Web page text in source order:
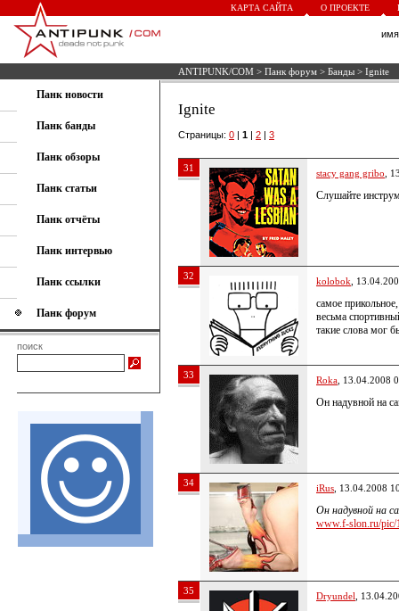
КАРТА САЙТА О ПРОЕКТЕ
ANTIPUNK/COM > Панк форум > Банды > Ignite
Панк новости
Панк банды
Панк обзоры
Панк статьи
Панк отчёты
Панк интервью
Панк ссылки
Панк форум
поиск
Ignite
Страницы: 0 | 1 | 2 | 3
31 stacy gang gribo ,
Слушайте
32 kolobok ,
самое
весьма
такие слова мог
33 Roka , 13.04.2008
Он надувной на
34 iRus , 13.04.2008
Он надувной на
www.f-slon.ru/pic/
35 Dryundel ,